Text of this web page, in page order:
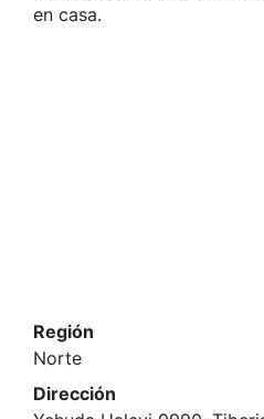
en casa.
Región
Norte
Dirección